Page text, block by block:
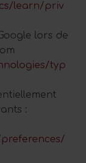
learn/priv
lors de
typ
: